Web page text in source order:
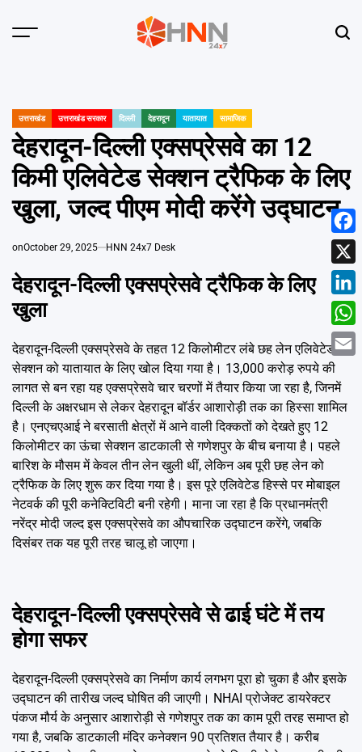
Menu
POSTED
IN
उत्तराखंड उत्तराखंड सरकार दिल्ली देहरादून यातायात सामाजिक
देहरादून-दिल्ली एक्सप्रेसवे का 12
किमी एलिवेटेड सेक्शन ट्रैफिक के लिए
खुला, जल्द पीएम मोदी करेंगे उद्घाटन
onOctober 29, 2025 HNN 24x7 Desk
देहरादून-दिल्ली एक्सप्रेसवे ट्रैफिक के लिए
खुला
देहरादून-दिल्ली एक्सप्रेसवे के तहत 12 किलोमीटर लंबे छह लेन एलिवेटेड
सेक्शन को यातायात के लिए खोल दिया गया है। 13,000 करोड़ रुपये की
लागत से बन रहा यह एक्सप्रेसवे चार चरणों में तैयार किया जा रहा है, जिनमें
दिल्ली के अक्षरधाम से लेकर देहरादून बॉर्डर आशारोड़ी तक का हिस्सा शामिल
है। एनएचएआई ने बरसाती क्षेत्रों में आने वाली दिक्कतों को देखते हुए 12
किलोमीटर का ऊंचा सेक्शन डाटकाली से गणेशपुर के बीच बनाया है। पहले
बारिश के मौसम में केवल तीन लेन खुली थीं, लेकिन अब पूरी छह लेन को
ट्रैफिक के लिए शुरू कर दिया गया है। इस पूरे एलिवेटेड हिस्से पर मोबाइल
नेटवर्क की पूरी कनेक्टिविटी बनी रहेगी। माना जा रहा है कि प्रधानमंत्री
नरेंद्र मोदी जल्द इस एक्सप्रेसवे का औपचारिक उद्घाटन करेंगे, जबकि
दिसंबर तक यह पूरी तरह चालू हो जाएगा।
देहरादून-दिल्ली एक्सप्रेसवे से ढाई घंटे में तय
होगा सफर
देहरादून-दिल्ली एक्सप्रेसवे का निर्माण कार्य लगभग पूरा हो चुका है और इसके
उद्घाटन की तारीख जल्द घोषित की जाएगी। NHAI प्रोजेक्ट डायरेक्टर
पंकज मौर्य के अनुसार आशारोड़ी से गणेशपुर तक का काम पूरी तरह समाप्त हो
गया है, जबकि डाटकाली मंदिर कनेक्शन 90 प्रतिशत तैयार है। करीब
X